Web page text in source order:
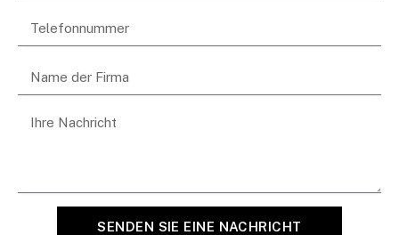
SENDEN SIE EINE NACHRICHT